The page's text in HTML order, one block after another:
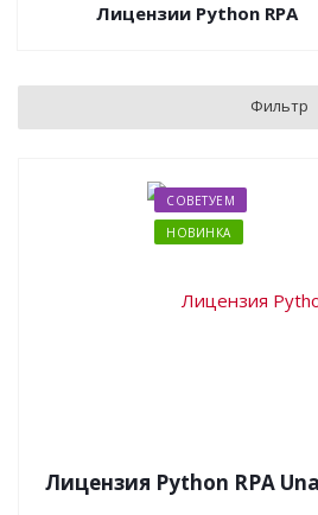
Лицензии Python RPA
Фильтр
СОВЕТУЕМ
НОВИНКА
Лицензия Python RPA